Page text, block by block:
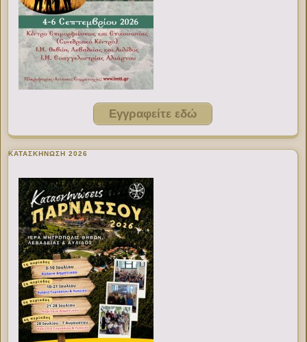
Εγγραφείτε εδώ
ΚΑΤΑΣΚΗΝΩΣΗ 2026